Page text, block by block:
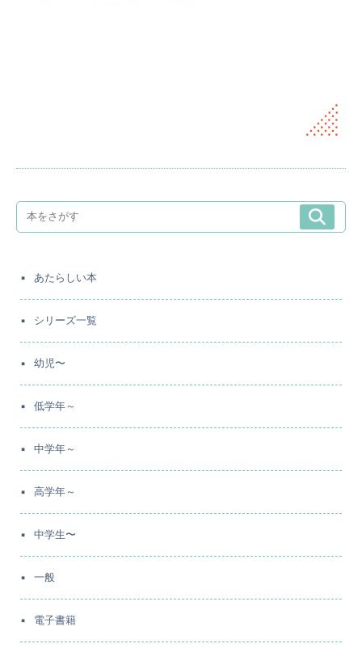
あたらしい本
シリーズ一覧
幼児〜
低学年～
中学年～
高学年～
中学生〜
一般
電子書籍